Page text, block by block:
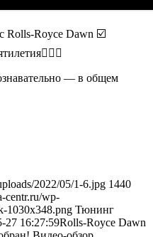
Rolls-Royce Dawn ☑️
— в общем
2022/05/1-6.jpg 1440
centr.ru/wp-
1030x348.png Тюнинг
27 16:27:59Rolls-Royce Dawn